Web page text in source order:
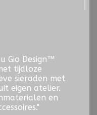
Gio Design™
tijdloze
sieraden met
uit eigen atelier.
en